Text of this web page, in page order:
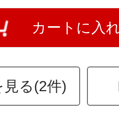
カートに入
る(2件)